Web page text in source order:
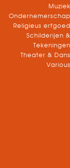
Muziek
Ondernemerschap
Religieus erfgoed
Schilderijen &
Tekeningen
Theater & Dans
Various